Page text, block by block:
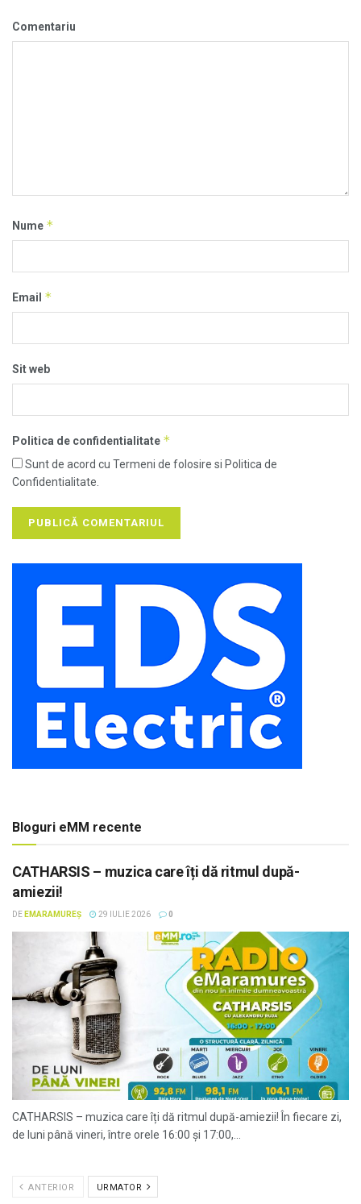
Comentariu
Nume *
Email *
Sit web
Politica de confidentialitate *
Sunt de acord cu Termeni de folosire si Politica de
Confidentialitate.
Bloguri eMM recente
CATHARSIS – muzica care îți dă ritmul după-
amiezii!
DE EMARAMUREȘ 29 IULIE 2026 0
CATHARSIS – muzica care îți dă ritmul după-amiezii! În fiecare zi,
de luni până vineri, între orele 16:00 și 17:00,...
ANTERIOR URMATOR